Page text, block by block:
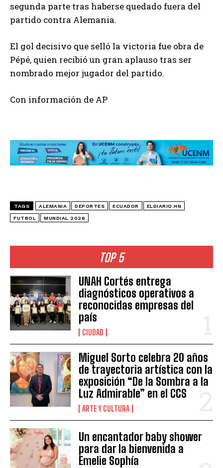
TOP 5
UNAH Cortés entrega
diagnósticos operativos a
reconocidas empresas del
país
CIUDAD
Miguel Sorto celebra 20 años
de trayectoria artística con la
exposición “De la Sombra a la
Luz Admirable” en el CCS
ARTE Y CULTURA
Un encantador baby shower
para dar la bienvenida a
Emelie Sophía
segunda parte tras haberse quedado fuera del
partido contra Alemania.
El gol decisivo que selló la victoria fue obra de
Pépé, quien recibió un gran aplauso tras ser
nombrado mejor jugador del partido.
Con información de AP
TAGS ALEMANIA DEPORTES ECUADOR ELDIARIO.HN
FUTBOL MUNDIAL 2026